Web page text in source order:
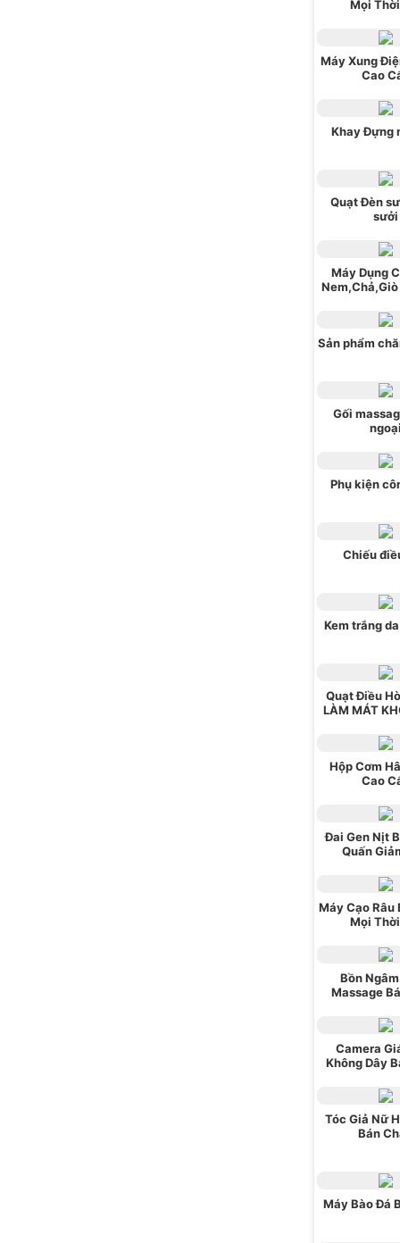
Mọi
Máy Xung
Cao
Khay Đựng
Quạt Đèn
sưởi
Máy Dụng
Sản phẩm
Gối
Phụ kiện
Chiếu
Kem trắng
Quạt Điều
LÀM MÁT
Hộp Cơm
Cao
Đai Gen Nịt
Quấn
Máy Cạo Râu
Mọi
Bồn
Massage
Camera
Không Dây
Tóc Giả Nữ
Bán
Máy Bào Đá